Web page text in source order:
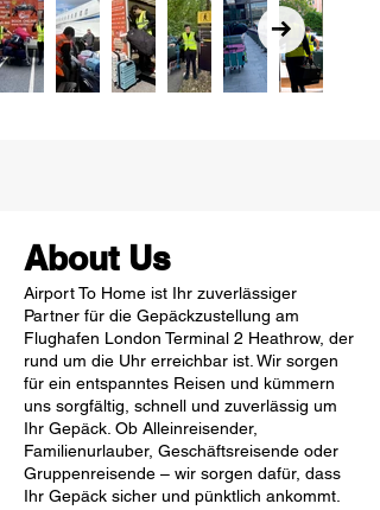
About Us
Airport To Home ist Ihr zuverlässiger
Partner für die Gepäckzustellung am
Flughafen London Terminal 2 Heathrow, der
rund um die Uhr erreichbar ist. Wir sorgen
für ein entspanntes Reisen und kümmern
uns sorgfältig, schnell und zuverlässig um
Ihr Gepäck. Ob Alleinreisender,
Familienurlauber, Geschäftsreisende oder
Gruppenreisende – wir sorgen dafür, dass
Ihr Gepäck sicher und pünktlich ankommt.